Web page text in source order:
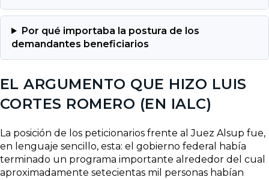
Por qué importaba la postura de los
demandantes beneficiarios
EL ARGUMENTO QUE HIZO LUIS
CORTES ROMERO (EN IALC)
La posición de los peticionarios frente al Juez Alsup fue,
en lenguaje sencillo, esta: el gobierno federal había
terminado un programa importante alrededor del cual
aproximadamente setecientas mil personas habían